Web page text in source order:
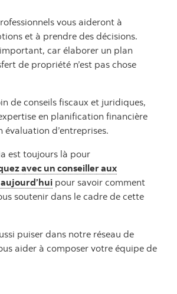
vous aideront à
et à prendre des décisions.
car élaborer un plan
de propriété n’est pas chose
de conseils fiscaux et juridiques,
en planification financière
évaluation d’entreprises.
est toujours là pour
avec un conseiller aux
pour savoir comment
soutenir dans le cadre de cette
puiser dans notre réseau de
aider à composer votre équipe de